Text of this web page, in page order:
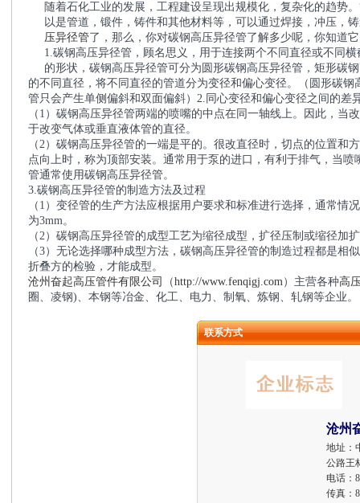
随着石化工业的发展，工程建设呈现出规模化，复杂化的趋势
以是管道，锻件，铸件和其他材料等，可以通过焊接，冲压，
压异径管了，那么，你对碳钢高压异径管了解多少呢，你知道
1.碳钢高压异径管，顾名思义，用于连接两个不同直径或不同
的形状，碳钢高压异径管可分为圆形碳钢高压异径管，矩形碳
的不同直径，将不同直径的管道分为变径和偏心变径。（圆形碳
管只会产生单侧偏斜和双面偏斜）2.同心变径和偏心变径之间的
（1）碳钢高压异径管两端的喷嘴的中点在同一轴线上。因此，
于改变气体或垂直液体管的直径。
（2）碳钢高压异径管的一端是平的。很改直径时，切点的位置
点向上时，称为顶部安装。通常用于泵的进口，有利于排气，当
管通常使用碳钢高压异径管。
3.碳钢高压异径管的制造方法及过程
（1）变径管的生产方法应根据用户要求和标准进行选择，通常
为3mm。
（2）碳钢高压异径管的成型工艺为缩径成型，扩径压制或缩径
（3）无论选择哪种成型方法，碳钢高压异径管的制造过程都是
折叠方的检验，才能成型。
沧州奋起高压管件有限公司
（http://www.fenqigj.com）主营各种高
圈、凌钢)、本钢等冶金、化工、电力、制氧、炼钢、轧钢等企业。
联系方式
沧州
地址：
公路王
电话：
传真：